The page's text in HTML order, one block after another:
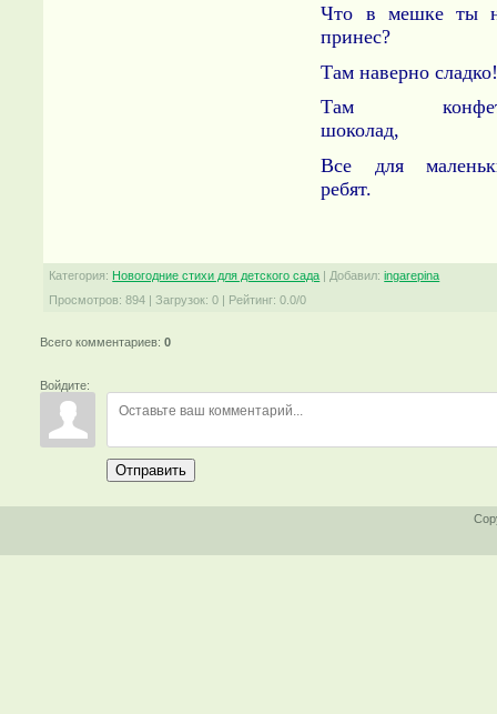
Что в мешке ты
принес?
Там наверно
Там
шоколад,
Все для
ребят.
Категория: Новогодние стихи для детского сада | Добавил: ingarepina
Просмотров: 894 |Загрузок: 0 | Рейтинг: 0.0/0
Всего комментариев:0
Войдите:
Отправить